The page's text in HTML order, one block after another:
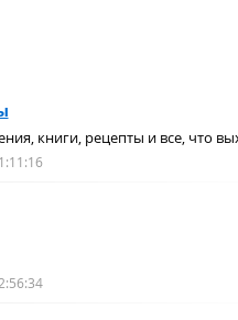
книги, рецепты и все, что